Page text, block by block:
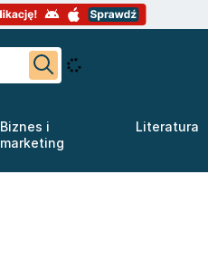
Biznes i
marketing
Literatura